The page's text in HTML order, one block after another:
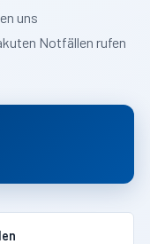
uns
Notfällen rufen